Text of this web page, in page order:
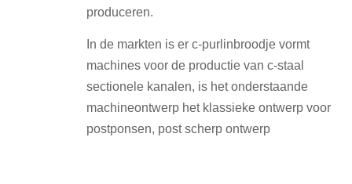
produceren.
In de markten is er c-purlinbroodje vormt
machines voor de productie van c-staal
sectionele kanalen, is het onderstaande
machineontwerp het klassieke ontwerp voor
postponsen, post scherp ontwerp